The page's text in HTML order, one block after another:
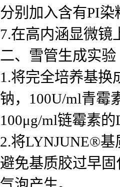
分别加入含有PI
7.在高内涵显微镜
二、雪管生成实
1.将完全培养基换
钠，100U/ml青霉
100μg/ml链霉素
2.将LYNJUNE®
避免基质胶过早固